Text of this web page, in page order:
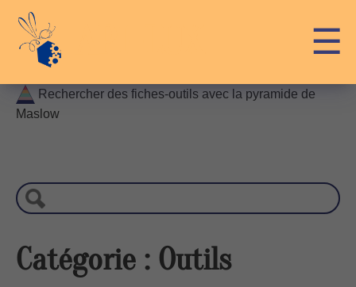
content
☰
Rechercher des fiches-outils avec la pyramide de
Maslow
c
h
r
c
Catégorie : Outils